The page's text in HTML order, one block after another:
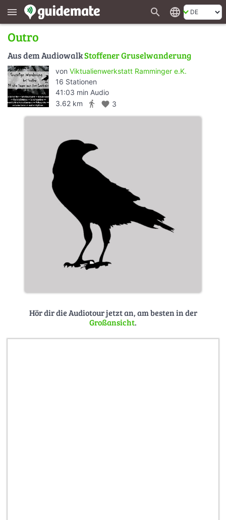
menu search language
Outro
Aus dem AudiowalkStoffener Gruselwanderung
von Viktualienwerkstatt Ramminger e.K.
16 Stationen
41:03 min Audio
3.62 km
directions_walk favorite 3
Hör dir die Audiotour jetzt an, am besten in der
Großansicht.